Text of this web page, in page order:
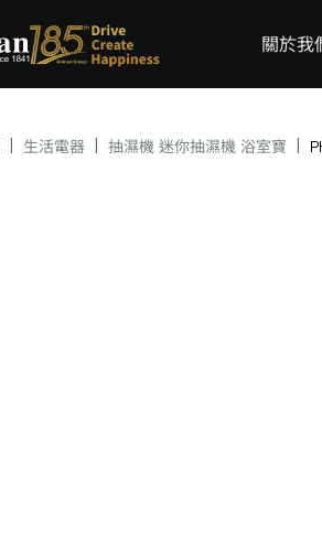
關於我
生活電器 抽濕機 迷你抽濕機 浴室寶